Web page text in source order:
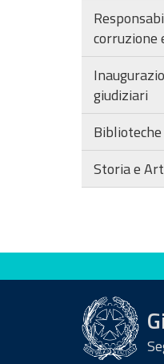
corruzione
giudiziari
Biblioteche
Storia e
Valuta questo